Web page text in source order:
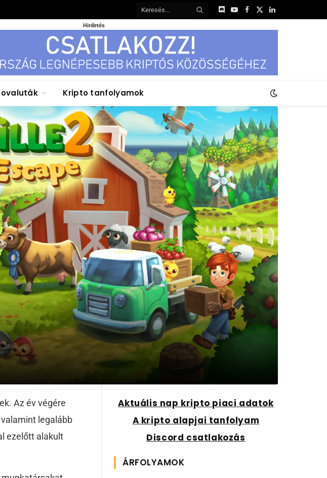
DiscordYouTube
Facebook
X
LinkedIn
Hirdetés
Kripto tanfolyamok
Az év végére
legalább
ezelőtt alakult
Aktuális nap kripto piaci adatok
A kripto alapjai tanfolyam
Discord csatlakozás
ÁRFOLYAMOK